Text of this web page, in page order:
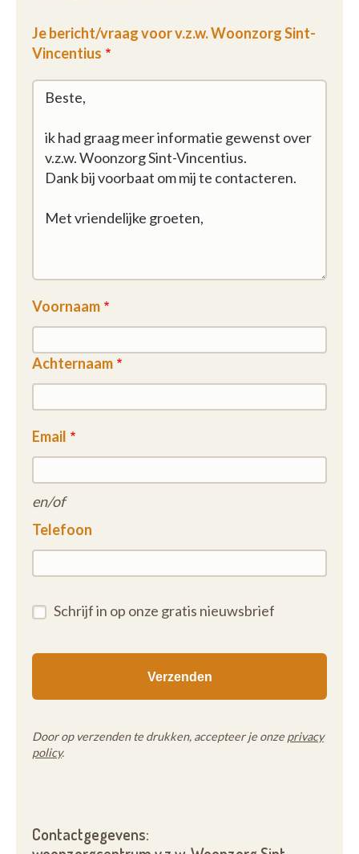
Je bericht/vraag voor v.z.w. Woonzorg Sint-
Vincentius
Voornaam
Achternaam
Email
en/of
Telefoon
Schrijf in op onze gratis nieuwsbrief
Door op verzenden te drukken, accepteer je onze privacy
policy.
Contactgegevens: